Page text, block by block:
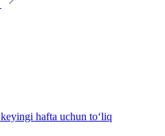
hafta uchun to‘liq